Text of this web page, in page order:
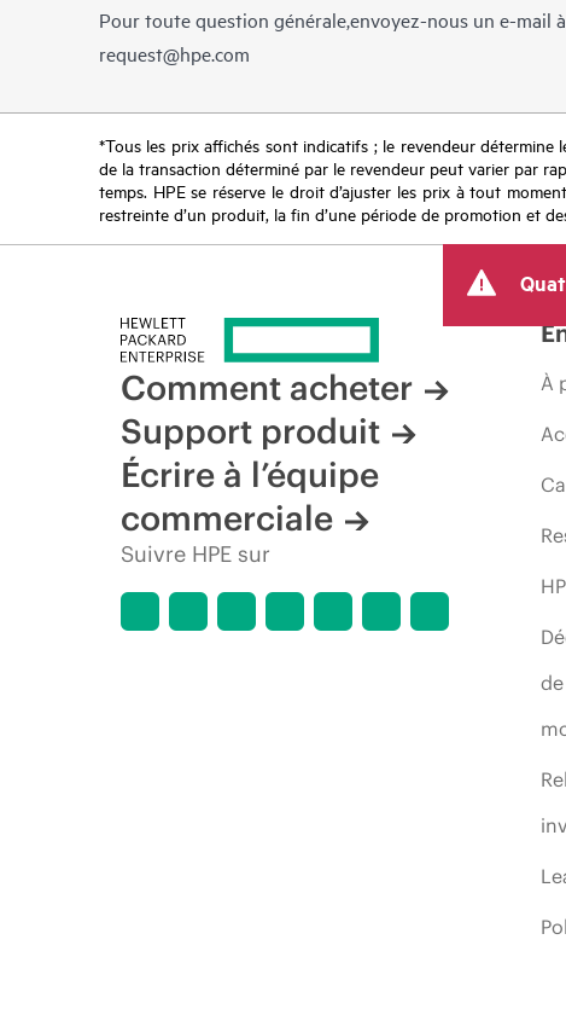
Pour toute question générale,envoyez-nous un e-mail à
request@hpe.com
*Tous les prix affichés sont indicatifs ; le revendeur
de la transaction déterminé par le revendeur peut varier par
temps. HPE se réserve le droit d’ajuster les prix à tout
restreinte d’un produit, la fin d’une période de promotion et
Comment acheter
Support produit
Écrire à l’équipe
commerciale
Suivre HPE sur
À